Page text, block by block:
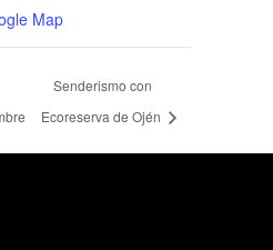
Map
Senderismo con
Ecoreserva de Ojén